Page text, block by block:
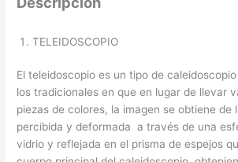
TELEIDOSCOPIO
El teleidoscopio es un tipo de
los tradicionales en que en lugar de llevar
piezas de colores, la imagen se obtiene de
percibida y deformada a través de una
vidrio y reflejada en el prisma de espejos